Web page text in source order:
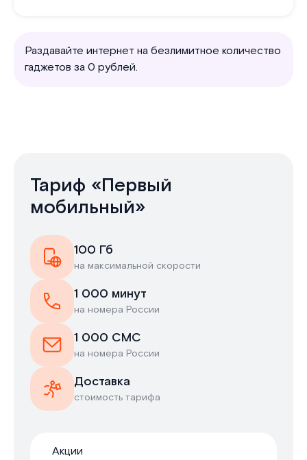
Раздавайте интернет на безлимитное количество
гаджетов за 0 рублей.
Тариф «Первый
мобильный»
100 Гб
на максимальной скорости
1 000 минут
на номера России
1 000 СМС
на номера России
Доставка
cтоимость тарифа
Акции